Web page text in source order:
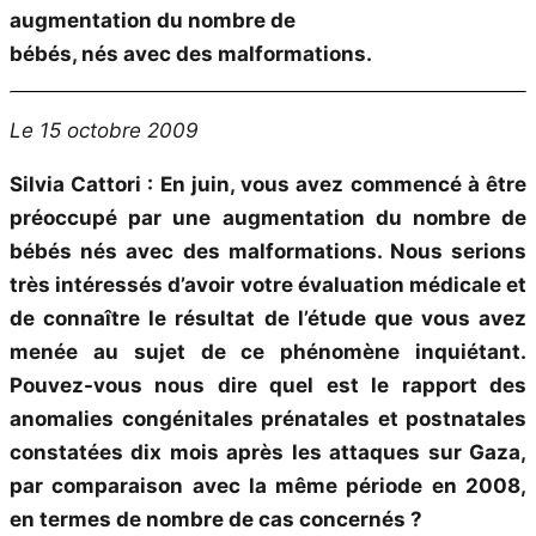
augmentation du nombre de
bébés, nés avec des malformations.
Le 15 octobre 2009
Silvia Cattori : En juin, vous avez commencé à être
préoccupé par une augmentation du nombre de
bébés nés avec des malformations. Nous serions
très intéressés d’avoir votre évaluation médicale et
de connaître le résultat de l’étude que vous avez
menée au sujet de ce phénomène inquiétant.
Pouvez-vous nous dire quel est le rapport des
anomalies congénitales prénatales et postnatales
constatées dix mois après les attaques sur Gaza,
par comparaison avec la même période en 2008,
en termes de nombre de cas concernés ?